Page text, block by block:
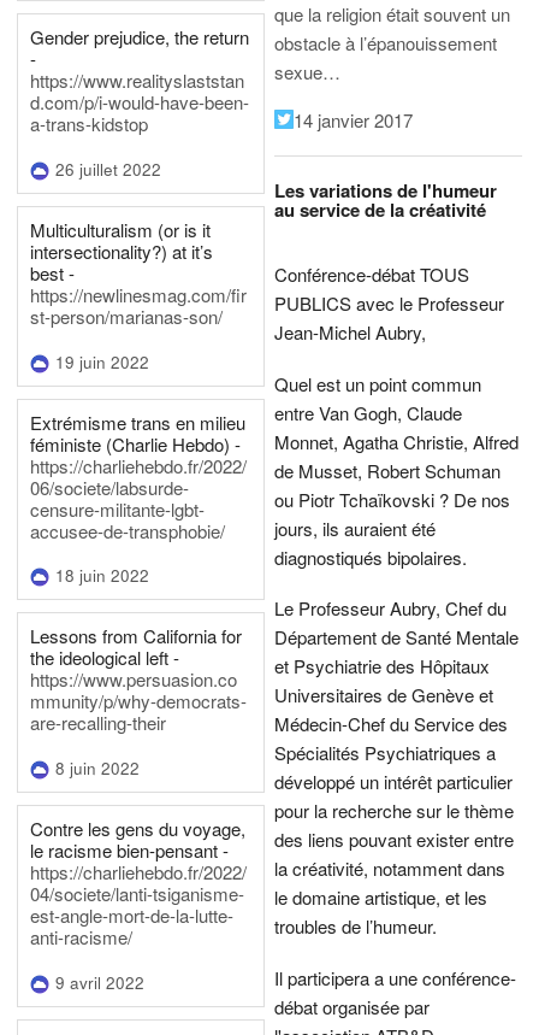
Gender prejudice, the return
-
https://www.realityslaststan
d.com/p/i-would-have-been-
a-trans-kidstop
26 juillet 2022
Multiculturalism (or is it
intersectionality?) at it’s
best -
https://newlinesmag.com/fir
st-person/marianas-son/
19 juin 2022
Extrémisme trans en milieu
féministe (Charlie Hebdo) -
https://charliehebdo.fr/2022/
06/societe/labsurde-
censure-militante-lgbt-
accusee-de-transphobie/
18 juin 2022
Lessons from California for
the ideological left -
https://www.persuasion.co
mmunity/p/why-democrats-
are-recalling-their
8 juin 2022
Contre les gens du voyage,
le racisme bien-pensant -
https://charliehebdo.fr/2022/
04/societe/lanti-tsiganisme-
est-angle-mort-de-la-lutte-
anti-racisme/
9 avril 2022
que la religion était souvent un
obstacle à l’épanouissement
sexue…
14 janvier 2017
Les variations de l'humeur
au service de la créativité
Conférence-débat TOUS
PUBLICS avec le Professeur
Jean-Michel Aubry,
Quel est un point commun
entre Van Gogh, Claude
Monnet, Agatha Christie, Alfred
de Musset, Robert Schuman
ou Piotr Tchaïkovski ? De nos
jours, ils auraient été
diagnostiqués bipolaires.
Le Professeur Aubry, Chef du
Département de Santé Mentale
et Psychiatrie des Hôpitaux
Universitaires de Genève et
Médecin-Chef du Service des
Spécialités Psychiatriques a
développé un intérêt particulier
pour la recherche sur le thème
des liens pouvant exister entre
la créativité, notamment dans
le domaine artistique, et les
troubles de l’humeur.
Il participera a une conférence-
débat organisée par